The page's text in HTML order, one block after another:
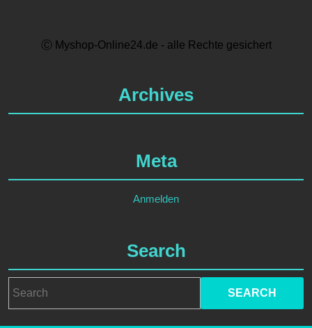
Ⓒ Myshop-Online24.de - alle Rechte gesichert
Archives
Meta
Anmelden
Search